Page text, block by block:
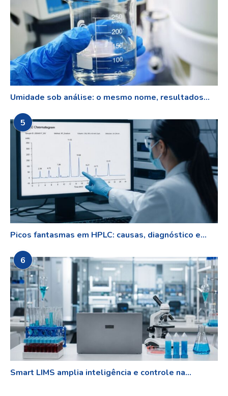
Umidade sob análise: o mesmo nome, resultados...
5
Picos fantasmas em HPLC: causas, diagnóstico e...
6
Smart LIMS amplia inteligência e controle na...